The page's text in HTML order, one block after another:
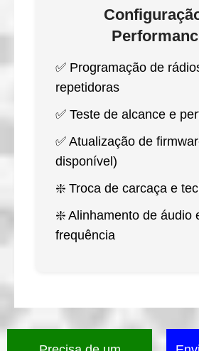
✅ Programação de
repetidoras
✅ Teste de alcance e
✅ Atualização de
disponível)
❇️ Troca de carcaça e
❇️ Alinhamento de áudio
frequência